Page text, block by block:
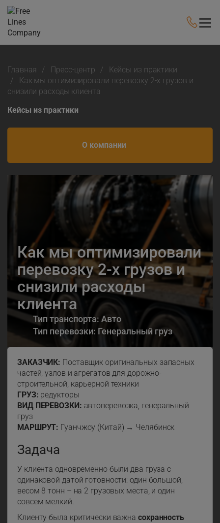
Главная Пресс-центр
Кейсы из практики
Как мы оптимизировали перевозку 2-х грузов и
снизили расходы клиента
Кейсы из практики
О компании
Как мы оптимизировали
перевозку 2-х грузов и
снизили расходы
клиента
Тип транспорта: Авто
Тип перевозки: Генеральный груз
ЗАКАЗЧИК: Поставщик оригинальных запасных
частей, узлов и агрегатов для дорожно-
строительной, карьерной техники
ГРУЗ: редукторы
ВИД ПЕРЕВОЗКИ: автоперевозка, генеральный
груз
МАРШРУТ: Гуанчжоу (Китай) → Челябинск
Задача
У клиента одновременно были два груза с
одинаковой датой готовности: один большой,
весом 8 тонн – на 2 грузовых места, и один
совсем мелкий.
Клиенту была критически важна сохранность